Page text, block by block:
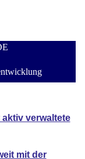
verwaltete
mit der